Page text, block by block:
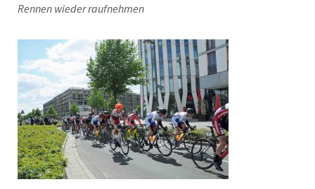
Rennen wieder raufnehmen